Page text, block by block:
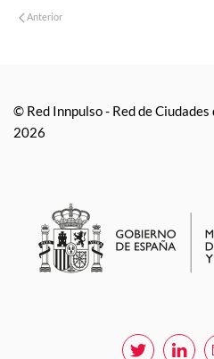
Anterior
© Red Innpulso - Red de
2026